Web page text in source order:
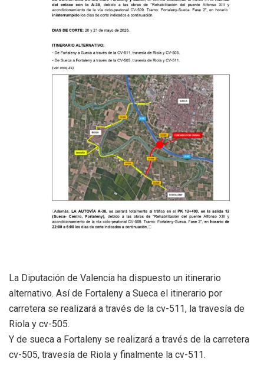
La Diputación de Valencia ha dispuesto un itinerario
alternativo. Así de Fortaleny a Sueca el itinerario por
carretera se realizará a través de la cv-511, la travesía de
Riola y cv-505.
Y de sueca a Fortaleny se realizará a través de la carretera
cv-505, travesía de Riola y finalmente la cv-511.